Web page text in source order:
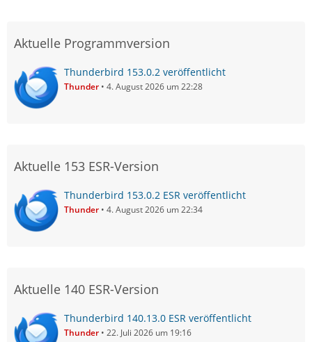
Aktuelle Programmversion
Thunderbird 153.0.2 veröffentlicht
Thunder 4. August 2026 um 22:28
Aktuelle 153 ESR-Version
Thunderbird 153.0.2 ESR veröffentlicht
Thunder 4. August 2026 um 22:34
Aktuelle 140 ESR-Version
Thunderbird 140.13.0 ESR veröffentlicht
Thunder 22. Juli 2026 um 19:16